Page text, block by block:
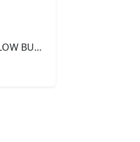
NIKE DUNK LOW BUSAN SEOUL